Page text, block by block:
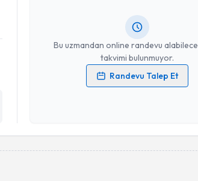
Bu uzmandan online randevu
takvimi bulunmuyor.
Randevu Talep Et
Kişisel verilerimin işlenmesine ilişkin
Takvim Talebini Gönder